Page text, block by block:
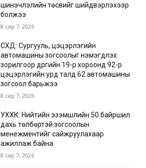
шинэчлэлийн төсвийг шийдвэрлэхээр
болжээ
8 сар 7, 2026
СХД: Сургууль, цэцэрлэгийн
автомашины зогсоолыг нэмэгдүүлэх
зорилгоор дүүргийн 19-р хороонд 92-р
цэцэрлэгийн урд талд 62 автомашины
зогсоол барьжээ
8 сар 7, 2026
УХХК: Нийтийн эзэмшлийн 50 байршил
дахь төлбөртэй зогсоолын
менежментийг сайжруулахаар
ажиллаж байна
8 сар 7, 2026